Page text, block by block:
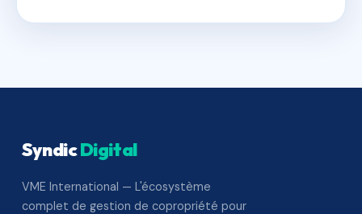
SyndicDigital
VME International — L'écosystème
complet de gestion de copropriété pour